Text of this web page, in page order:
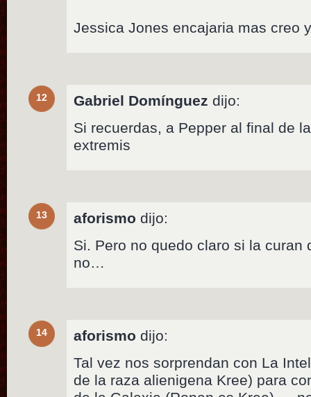
Jessica Jones encajaria mas creo
12 Gabriel Domínguez dijo:
Si recuerdas, a Pepper al final de
extremis
13 aforismo dijo:
Si. Pero no quedo claro si la curan
no…
14 aforismo dijo:
Tal vez nos sorprendan con La
de la raza alienigena Kree) para